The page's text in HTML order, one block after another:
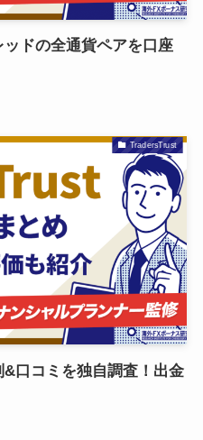
ドの全通貨ペアを口座
TradersTrust
口コミを独自調査！出金